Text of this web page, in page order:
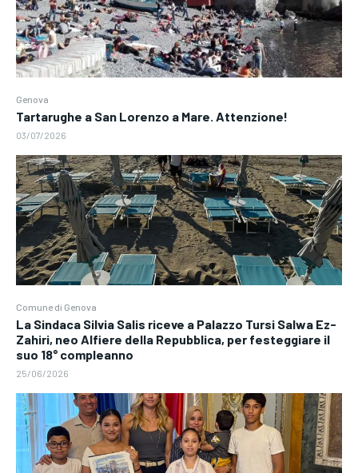
Genova
Tartarughe a San Lorenzo a Mare. Attenzione!
03/07/2026
Comune di Genova
La Sindaca Silvia Salis riceve a Palazzo Tursi Salwa Ez-
Zahiri, neo Alfiere della Repubblica, per festeggiare il
suo 18° compleanno
25/06/2026